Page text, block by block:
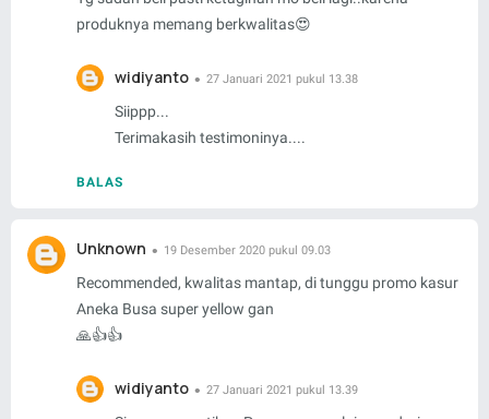
produknya memang berkwalitas😍
BALAS
widiyanto 27 Januari 2021 pukul 13.38
Siippp...
Terimakasih testimoninya....
Unknown 19 Desember 2020 pukul 09.03
Recommended, kwalitas mantap, di tunggu promo kasur
Aneka Busa super yellow gan
🙏👍👍
widiyanto 27 Januari 2021 pukul 13.39